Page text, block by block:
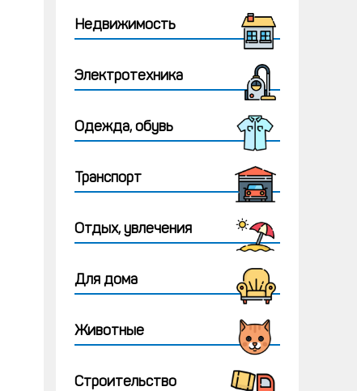
Недвижимость
Электротехника
Одежда, обувь
Транспорт
Отдых, увлечения
Для дома
Животные
Строительство